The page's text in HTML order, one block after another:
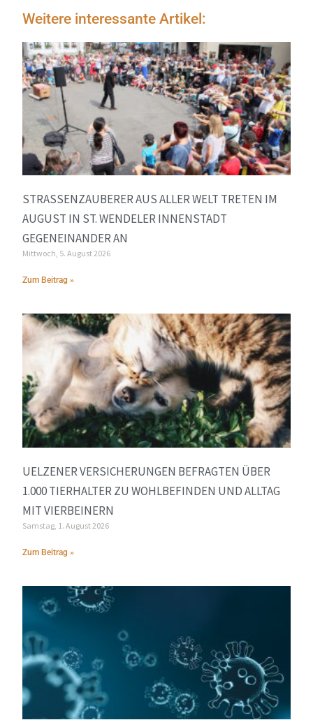
Weitere interessante Artikel:
STRASSENZAUBERER AUS ALLER WELT TRETEN IM A
UGUST IN ST. WENDELER INNENSTADT G
EGENEINANDER AN
Mittwoch, 5. August 2026
Zum Beitrag »
UELZENER VERSICHERUNGEN BEFRAGTEN ÜBER
1.000 TIERHALTER ZU WOHLBEFINDEN UND ALLTAG
MIT VIERBEINERN
Samstag, 1. August 2026
Zum Beitrag »